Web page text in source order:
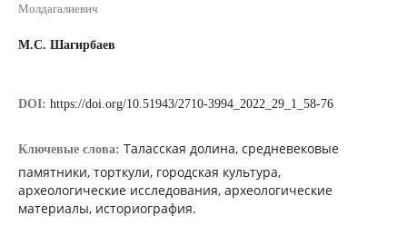
Молдагалиевич
М.С. Шагирбаев
DOI: https://doi.org/10.51943/2710-3994_2022_29_1_58-76
Ключевые слова: Таласская долина, средневековые
памятники, торткули, городская культура,
археологические исследования, археологические
материалы, историография.